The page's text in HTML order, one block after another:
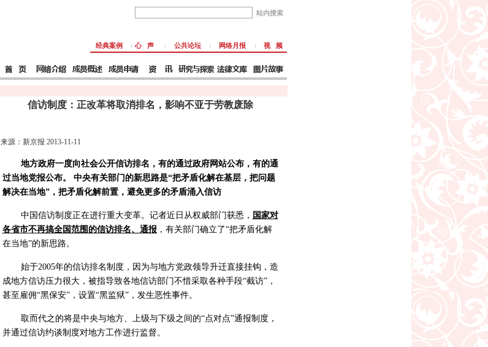
经典案例 心 声 公共论坛 网络月报 视 频
信访制度：正改革将取消排名，影响不亚于劳教废除
来源：新京报 2013-11-11
地方政府一度向社会公开信访排名，有的通过政府网站公布，有的通
过当地党报公布。 中央有关部门的新思路是“把矛盾化解在基层，把问题
解决在当地”，把矛盾化解前置，避免更多的矛盾涌入信访
中国信访制度正在进行重大变革。记者近日从权威部门获悉， 国家对
各省市不再搞全国范围的信访排名、通报，有关部门确立了“把矛盾化解
在当地”的新思路。
始于2005年的信访排名制度，因为与地方党政领导升迁直接挂钩，造
成地方信访压力很大，被指导致各地信访部门不惜采取各种手段“截访”，
甚至雇佣“黑保安”，设置“黑监狱”，发生恶性事件。
取而代之的将是中央与地方、上级与下级之间的“点对点”通报制度，
并通过信访约谈制度对地方工作进行监督。